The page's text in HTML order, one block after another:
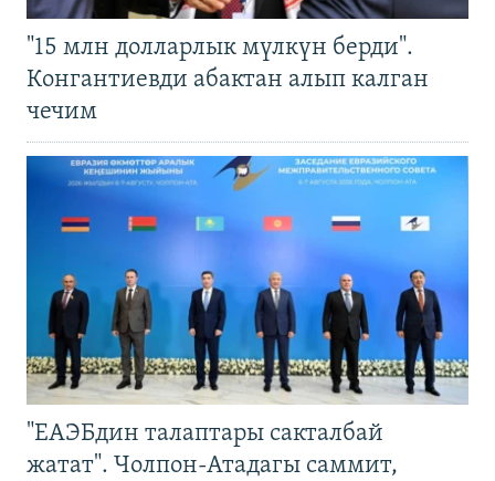
"15 млн долларлык мүлкүн берди".
Конгантиевди абактан алып калган
чечим
"ЕАЭБдин талаптары сакталбай
жатат". Чолпон-Атадагы саммит,